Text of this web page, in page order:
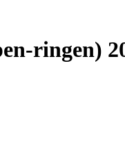
ringen)